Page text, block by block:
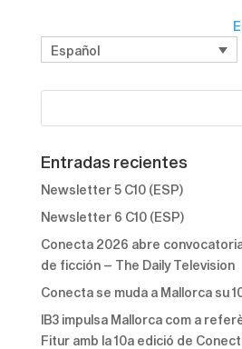
Español
Entradas recientes
Newsletter 5 C10 (ESP)
Newsletter 6 C10 (ESP)
Conecta 2026 abre
de ficción – The Daily Television
Conecta se muda a Mallorca su
IB3 impulsa Mallorca com a
Fitur amb la 10a edició de